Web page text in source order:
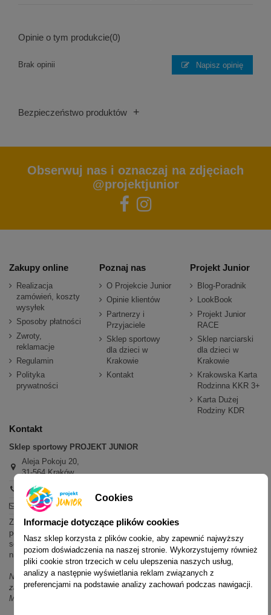
Opinie o tym produkcie(0)
Brak opinii Napisz opinię
Bezpieczeństwo produktów +
Obserwuj nas i oznaczaj na zdjęciach
@projektjunior
Zakupy online
Realizacja
zamówień, koszty
wysyłek
Sposoby płatności
Zwroty,
reklamacje
Regulamin
Polityka
prywatności
Poznaj nas
O Projekcie Junior
Opinie klientów
Partnerzy i
Przyjaciele
Sklep sportowy
dla dzieci w
Krakowie
Kontakt
Projekt Junior
Blog-Poradnik
LookBook
Projekt Junior
RACE
Sklep narciarski
dla dzieci w
Krakowie
Krakowska Karta
Rodzinna KKR 3+
Karta Dużej
Rodziny KDR
Kontakt
Sklep sportowy PROJEKT JUNIOR
Aleja Pokoju 20,
31-564 Kraków
+48 600 779 897
sklep@projektjunior.pl
Zapraszamy do sklepu stacjonarnego:
poniedziałek - piątek: 11.00-19.00
sobota: 10.00-14.00
niedziela (każda): nieczynne
Nie odpowiadamy na wiadomości SMS. W sprawach dotyczących
zamówień i oferty prosimy o kontakt mailowy, telefoniczny lub przez
Messenger.
Cookies
Informacje dotyczące plików cookies
Nasz sklep korzysta z plików cookie, aby zapewnić najwyższy
poziom doświadczenia na naszej stronie. Wykorzystujemy również
pliki cookie stron trzecich w celu ulepszenia naszych usług,
analizy a następnie wyświetlania reklam związanych z
preferencjami na podstawie analizy zachowań podczas nawigacji.